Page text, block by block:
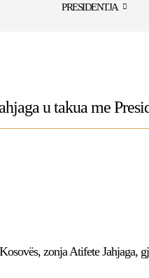
PRESIDENTJA
u takua me
zonja Atifete